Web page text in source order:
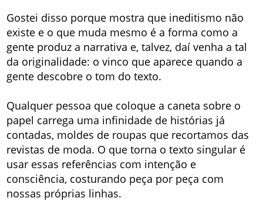
Gostei disso porque mostra que ineditismo não
existe e o que muda mesmo é a forma como a
gente produz a narrativa e, talvez, daí venha a tal
da originalidade: o vinco que aparece quando a
gente descobre o tom do texto.
Qualquer pessoa que coloque a caneta sobre o
papel carrega uma infinidade de histórias já
contadas, moldes de roupas que recortamos das
revistas de moda. O que torna o texto singular é
usar essas referências com intenção e
consciência, costurando peça por peça com
nossas próprias linhas.